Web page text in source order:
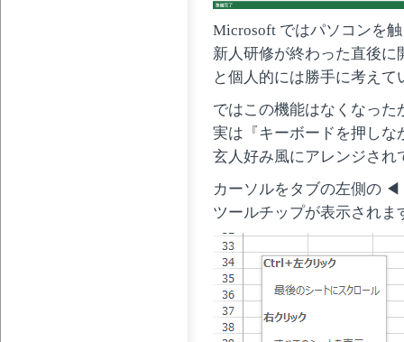
Microsoft ではパソコンを
新人研修が終わった直後
と個人的には勝手に考えて
ではこの機能はなくなった
実は『キーボードを押しな
玄人好み風にアレンジされ
カーソルをタブの左側の
ツールチップが表示されま